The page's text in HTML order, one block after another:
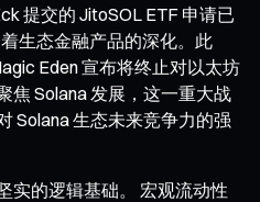
提交的 JitoSOL ETF 申请已
生态金融产品的深化。此
Eden 宣布将终止对以太坊
焦 Solana 发展，这一重大战
Solana 生态未来竞争力的强
实的逻辑基础。 宏观流动性